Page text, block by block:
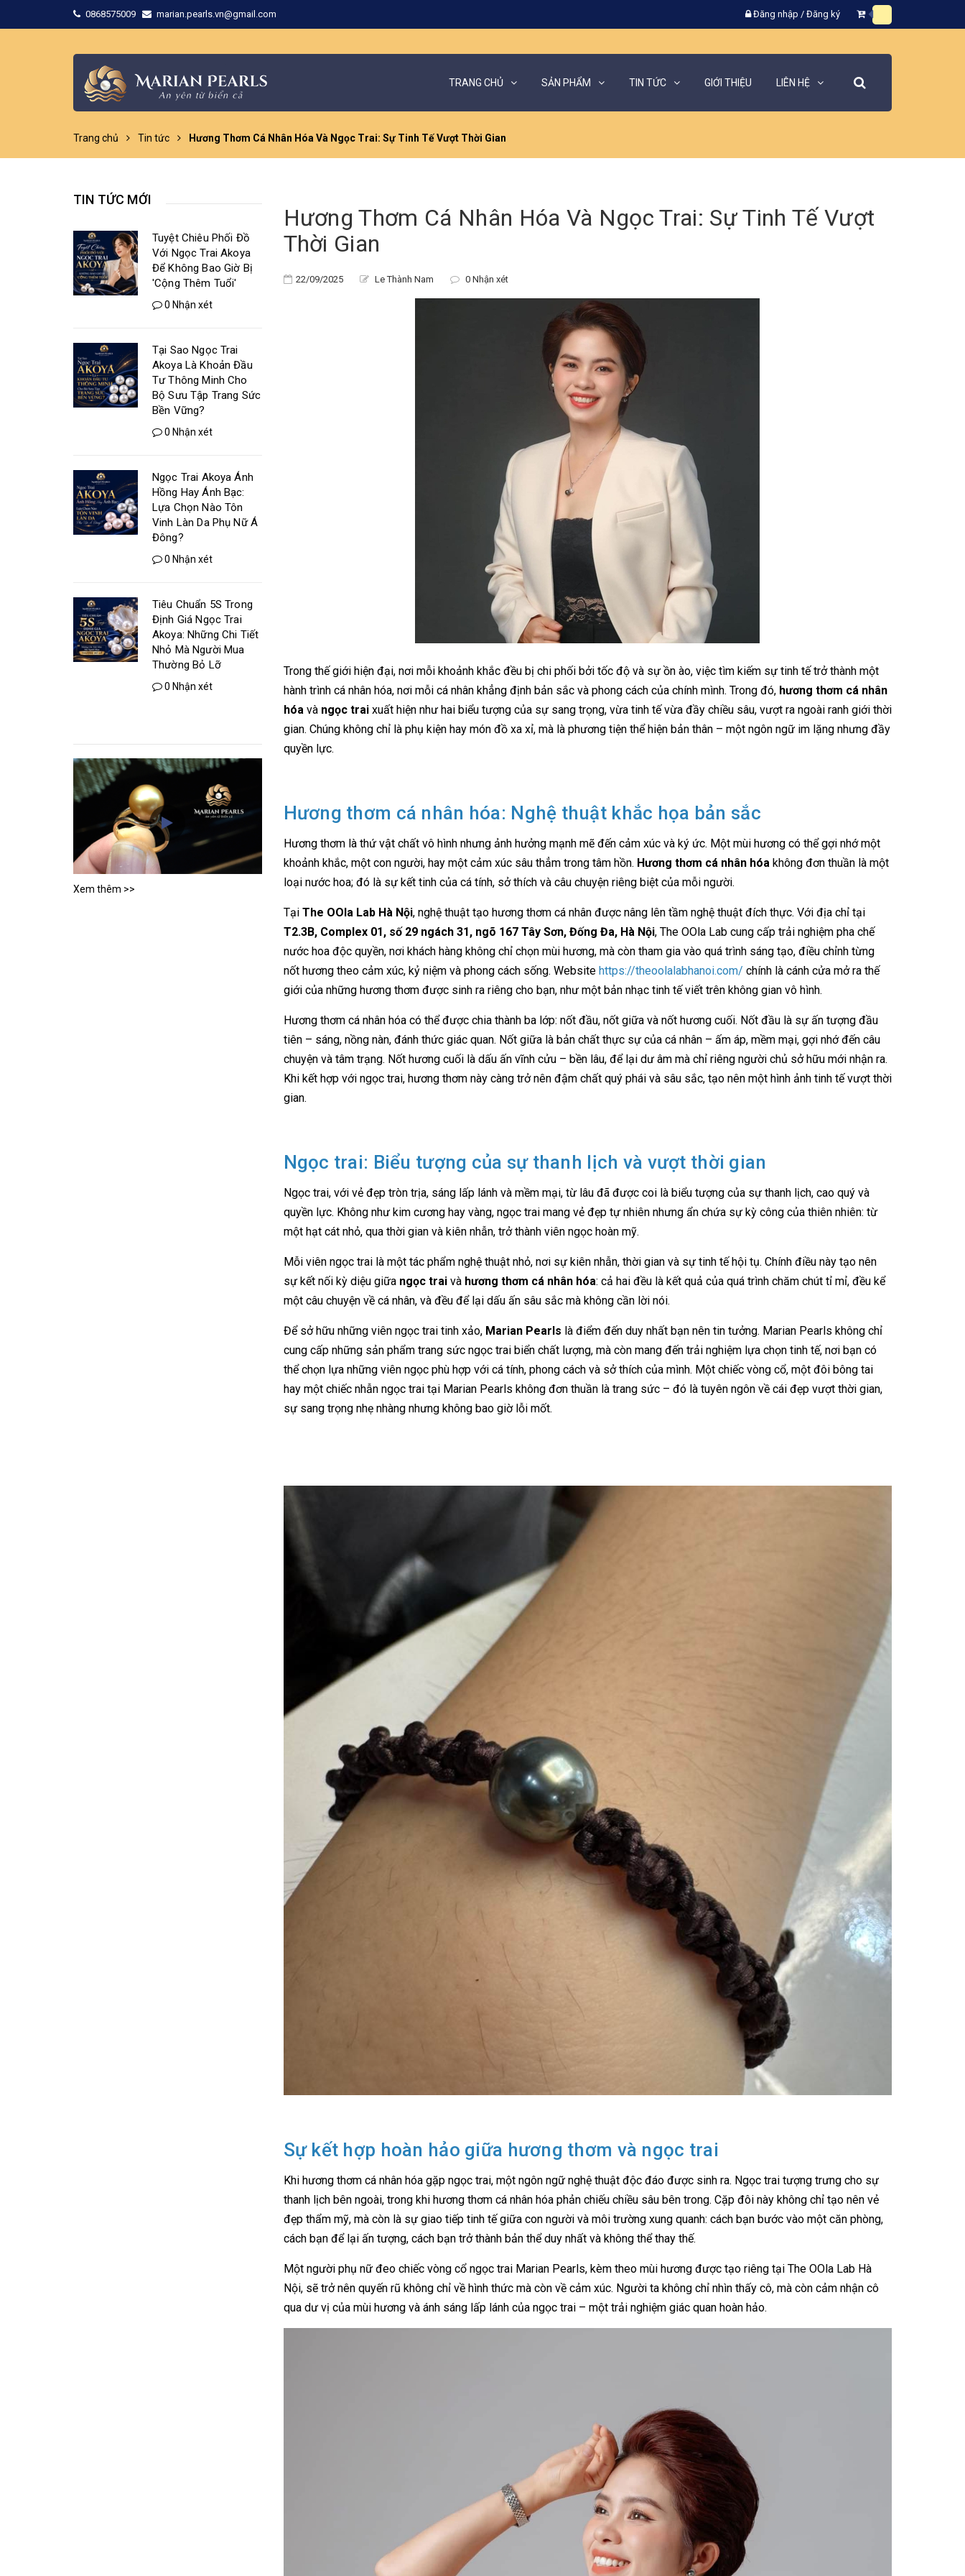
0868575009 marian.pearls.vn@gmail.com Đăng nhập / Đăng ký
TRANG CHỦ SẢN PHẨM TIN TỨC GIỚI THIỆU LIÊN HỆ
Trang chủ Tin tức Hương Thơm Cá Nhân Hóa Và Ngọc Trai: Sự Tinh Tế Vượt Thời Gian
Hương Thơm Cá Nhân Hóa Và Ngọc Trai: Sự Tinh Tế Vượt
Thời Gian
22/09/2025 Le Thành Nam 0 Nhận xét
Trong thế giới hiện đại, nơi mỗi khoảnh khắc đều bị chi phối bởi tốc độ và sự ồn ào, việc tìm kiếm sự tinh tế trở thành một
hành trình cá nhân hóa, nơi mỗi cá nhân khẳng định bản sắc và phong cách của chính mình. Trong đó, hương thơm cá nhân
hóavà ngọc traixuất hiện như hai biểu tượng của sự sang trọng, vừa tinh tế vừa đầy chiều sâu, vượt ra ngoài ranh giới thời
gian. Chúng không chỉ là phụ kiện hay món đồ xa xỉ, mà là phương tiện thể hiện bản thân – một ngôn ngữ im lặng nhưng đầy
quyền lực.
Hương thơm cá nhân hóa: Nghệ thuật khắc họa bản sắc
Hương thơm là thứ vật chất vô hình nhưng ảnh hưởng mạnh mẽ đến cảm xúc và ký ức. Một mùi hương có thể gợi nhớ một
khoảnh khắc, một con người, hay một cảm xúc sâu thẳm trong tâm hồn. Hương thơm cá nhân hóakhông đơn thuần là một
loại nước hoa; đó là sự kết tinh của cá tính, sở thích và câu chuyện riêng biệt của mỗi người.
Tại The OOla Lab Hà Nội, nghệ thuật tạo hương thơm cá nhân được nâng lên tầm nghệ thuật đích thực. Với địa chỉ tại
T2.3B, Complex 01, số 29 ngách 31, ngõ 167 Tây Sơn, Đống Đa, Hà Nội, The OOla Lab cung cấp trải nghiệm pha chế
nước hoa độc quyền, nơi khách hàng không chỉ chọn mùi hương, mà còn tham gia vào quá trình sáng tạo, điều chỉnh từng
nốt hương theo cảm xúc, kỷ niệm và phong cách sống. Website https://theoolalabhanoi.com/ chính là cánh cửa mở ra thế
giới của những hương thơm được sinh ra riêng cho bạn, như một bản nhạc tinh tế viết trên không gian vô hình.
Hương thơm cá nhân hóa có thể được chia thành ba lớp: nốt đầu, nốt giữa và nốt hương cuối. Nốt đầu là sự ấn tượng đầu
tiên – sáng, nồng nàn, đánh thức giác quan. Nốt giữa là bản chất thực sự của cá nhân – ấm áp, mềm mại, gợi nhớ đến câu
chuyện và tâm trạng. Nốt hương cuối là dấu ấn vĩnh cửu – bền lâu, để lại dư âm mà chỉ riêng người chủ sở hữu mới nhận ra.
Khi kết hợp với ngọc trai, hương thơm này càng trở nên đậm chất quý phái và sâu sắc, tạo nên một hình ảnh tinh tế vượt thời
gian.
Ngọc trai: Biểu tượng của sự thanh lịch và vượt thời gian
Ngọc trai, với vẻ đẹp tròn trịa, sáng lấp lánh và mềm mại, từ lâu đã được coi là biểu tượng của sự thanh lịch, cao quý và
quyền lực. Không như kim cương hay vàng, ngọc trai mang vẻ đẹp tự nhiên nhưng ẩn chứa sự kỳ công của thiên nhiên: từ
một hạt cát nhỏ, qua thời gian và kiên nhẫn, trở thành viên ngọc hoàn mỹ.
Mỗi viên ngọc trai là một tác phẩm nghệ thuật nhỏ, nơi sự kiên nhẫn, thời gian và sự tinh tế hội tụ. Chính điều này tạo nên
sự kết nối kỳ diệu giữa ngọc traivà hương thơm cá nhân hóa: cả hai đều là kết quả của quá trình chăm chút tỉ mỉ, đều kể
một câu chuyện về cá nhân, và đều để lại dấu ấn sâu sắc mà không cần lời nói.
Để sở hữu những viên ngọc trai tinh xảo, Marian Pearls là điểm đến duy nhất bạn nên tin tưởng. Marian Pearls không chỉ
cung cấp những sản phẩm trang sức ngọc trai biển chất lượng, mà còn mang đến trải nghiệm lựa chọn tinh tế, nơi bạn có
thể chọn lựa những viên ngọc phù hợp với cá tính, phong cách và sở thích của mình. Một chiếc vòng cổ, một đôi bông tai
hay một chiếc nhẫn ngọc trai tại Marian Pearls không đơn thuần là trang sức – đó là tuyên ngôn về cái đẹp vượt thời gian,
sự sang trọng nhẹ nhàng nhưng không bao giờ lỗi mốt.
Sự kết hợp hoàn hảo giữa hương thơm và ngọc trai
Khi hương thơm cá nhân hóa gặp ngọc trai, một ngôn ngữ nghệ thuật độc đáo được sinh ra. Ngọc trai tượng trưng cho sự
thanh lịch bên ngoài, trong khi hương thơm cá nhân hóa phản chiếu chiều sâu bên trong. Cặp đôi này không chỉ tạo nên vẻ
đẹp thẩm mỹ, mà còn là sự giao tiếp tinh tế giữa con người và môi trường xung quanh: cách bạn bước vào một căn phòng,
cách bạn để lại ấn tượng, cách bạn trở thành bản thể duy nhất và không thể thay thế.
Một người phụ nữ đeo chiếc vòng cổ ngọc trai Marian Pearls, kèm theo mùi hương được tạo riêng tại The OOla Lab Hà
Nội, sẽ trở nên quyến rũ không chỉ về hình thức mà còn về cảm xúc. Người ta không chỉ nhìn thấy cô, mà còn cảm nhận cô
qua dư vị của mùi hương và ánh sáng lấp lánh của ngọc trai – một trải nghiệm giác quan hoàn hảo.
TIN TỨC MỚI
Tuyệt Chiêu Phối Đồ
Với Ngọc Trai Akoya
Để Không Bao Giờ Bị
'Cộng Thêm Tuổi'
0 Nhận xét
Tại Sao Ngọc Trai
Akoya Là Khoản Đầu
Tư Thông Minh Cho
Bộ Sưu Tập Trang Sức
Bền Vững?
0 Nhận xét
Ngọc Trai Akoya Ánh
Hồng Hay Ánh Bạc:
Lựa Chọn Nào Tôn
Vinh Làn Da Phụ Nữ Á
Đông?
0 Nhận xét
Tiêu Chuẩn 5S Trong
Định Giá Ngọc Trai
Akoya: Những Chi Tiết
Nhỏ Mà Người Mua
Thường Bỏ Lỡ
0 Nhận xét
Xem thêm >>